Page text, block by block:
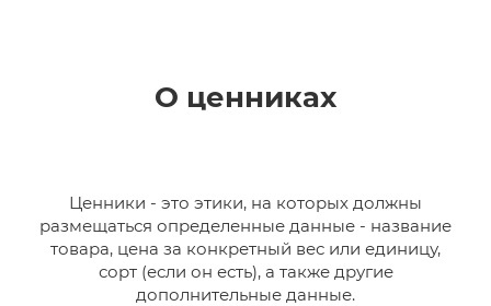
О ценниках
Ценники - это этики, на которых должны
размещаться определенные данные - название
товара, цена за конкретный вес или единицу,
сорт (если он есть), а также другие
дополнительные данные.